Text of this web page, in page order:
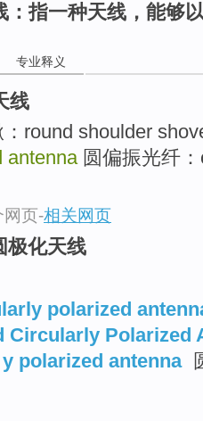
：指一种天线，能够
专业释义
线
：round shoulder
antenna圆偏振光纤：
网页-相关网页
极化天线
polarized
Circularly Polarized
polarized antenna